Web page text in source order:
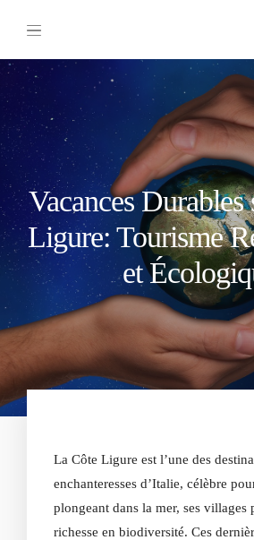
Vacances Durables
Ligure: Tourisme
et
La Côte Ligure est l’une des
enchanteresses d’Italie, célèbre
plongeant dans la mer, ses villages
richesse en biodiversité. Ces